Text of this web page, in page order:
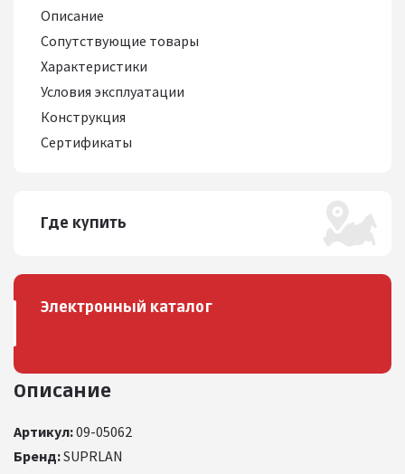
Описание
Артикул:09-05062
Бренд:SUPRLAN
Описание
Сопутствующие товары
Характеристики
Условия эксплуатации
Конструкция
Сертификаты
Где купить
Электронный каталог